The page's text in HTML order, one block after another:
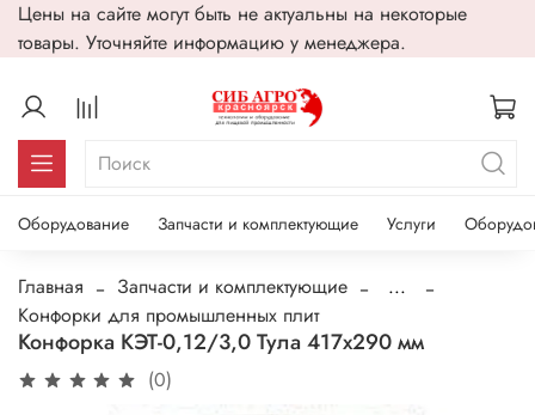
Цены на сайте могут быть не актуальны на некоторые
товары. Уточняйте информацию у менеджера.
Оборудование Запчасти и комплектующие Услуги
Главная Запчасти и комплектующие
...
Конфорки для промышленных плит
Конфорка КЭТ-0,12/3,0 Тула 417х290 мм
(0)